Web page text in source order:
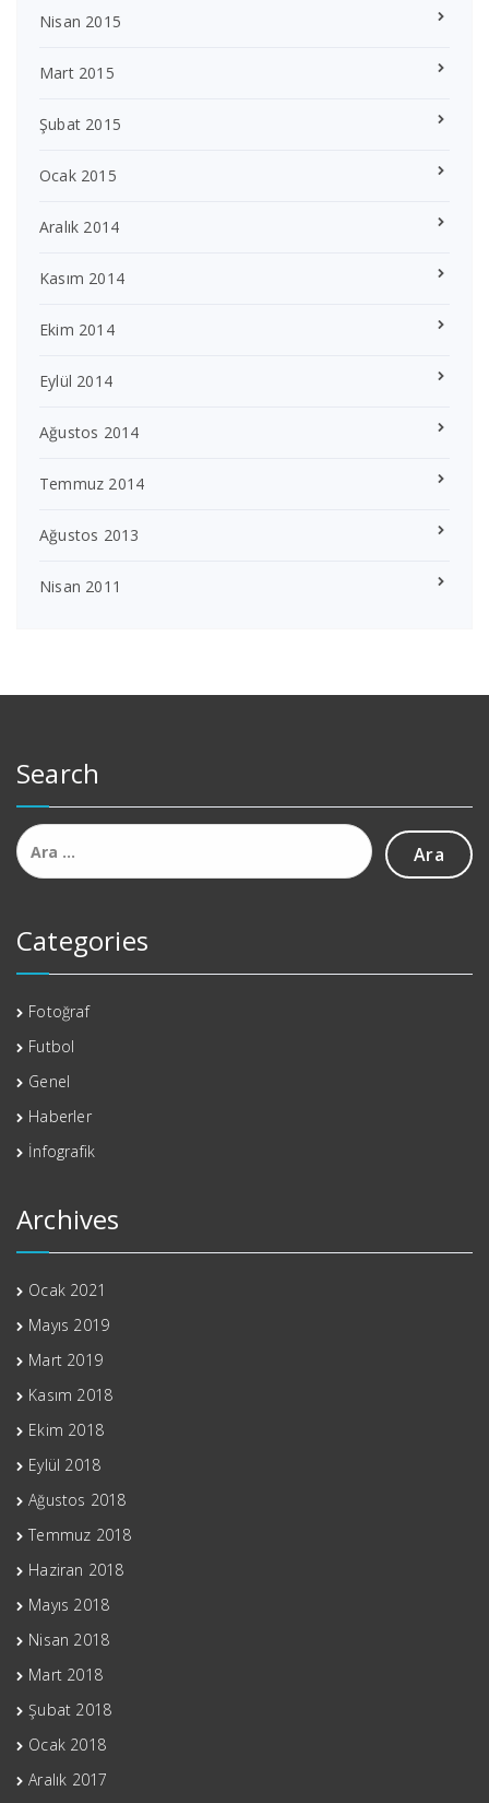
Nisan 2015
Mart 2015
Şubat 2015
Ocak 2015
Aralık 2014
Kasım 2014
Ekim 2014
Eylül 2014
Ağustos 2014
Temmuz 2014
Ağustos 2013
Nisan 2011
Search
Arama:
Categories
Fotoğraf
Futbol
Genel
Haberler
İnfografik
Archives
Ocak 2021
Mayıs 2019
Mart 2019
Kasım 2018
Ekim 2018
Eylül 2018
Ağustos 2018
Temmuz 2018
Haziran 2018
Mayıs 2018
Nisan 2018
Mart 2018
Şubat 2018
Ocak 2018
Aralık 2017